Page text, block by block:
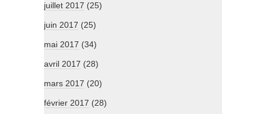
juillet 2017 (25)
juin 2017 (25)
mai 2017 (34)
avril 2017 (28)
mars 2017 (20)
février 2017 (28)